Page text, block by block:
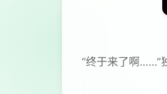
“终于来了啊……”